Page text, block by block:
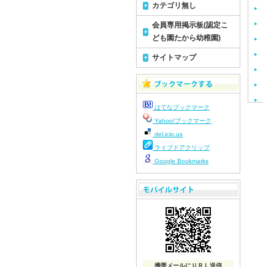
カテゴリ無し
会員専用掲示板(認定こ
ども園たから幼稚園)
サイトマップ
はてなブックマーク
Yahoo!ブックマーク
del.icio.us
ライブドアクリップ
Google Bookmarks
携帯メールにＵＲＬ送信